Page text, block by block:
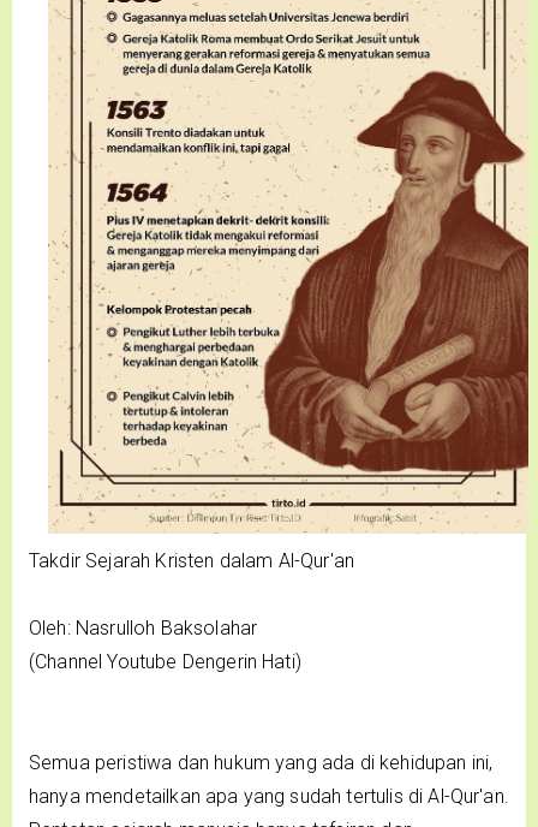
Takdir Sejarah Kristen dalam Al-Qur'an
Oleh: Nasrulloh Baksolahar
(Channel Youtube Dengerin Hati)
Semua peristiwa dan hukum yang ada di kehidupan ini,
hanya mendetailkan apa yang sudah tertulis di Al-Qur'an.